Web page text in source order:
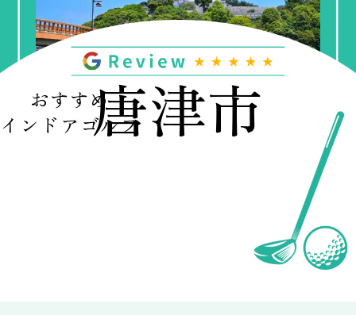
唐津市
おすすめ
インドアゴルフ